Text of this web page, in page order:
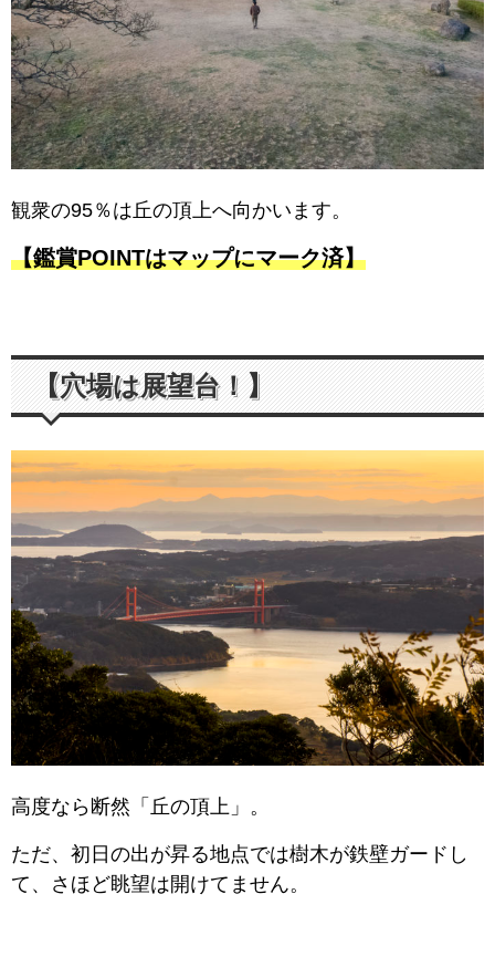
観衆の95％は丘の頂上へ向かいます。
【鑑賞POINTはマップにマーク済】
【穴場は展望台！】
高度なら断然「丘の頂上」。
ただ、初日の出が昇る地点では樹木が鉄壁ガードし
て、さほど眺望は開けてません。